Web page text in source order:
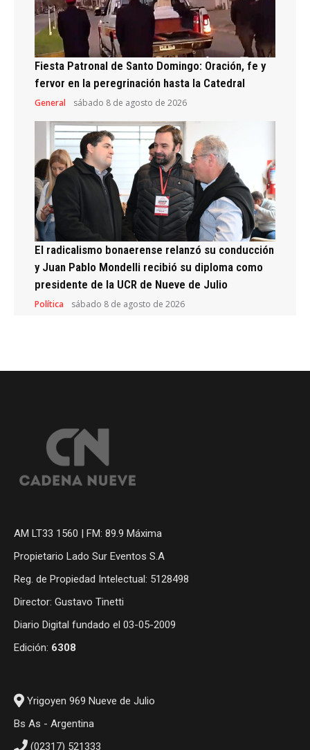
Fiesta Patronal de Santo Domingo: Oración, fe y
fervor en la peregrinación hasta la Catedral
General sábado 8 de agosto de 2026
El radicalismo bonaerense relanzó su conducción
y Juan Pablo Mondelli recibió su diploma como
presidente de la UCR de Nueve de Julio
Política sábado 8 de agosto de 2026
AM LT33 1560 | FM: 89.9 Máxima
Propietario Lado Sur Eventos S.A
Reg. de Propiedad Intelectual: 5128498
Director: Gustavo Tinetti
Diario Digital fundado el 03-05-2009
Edición: 6308
Yrigoyen 969 Nueve de Julio
Bs As - Argentina
(02317) 521333